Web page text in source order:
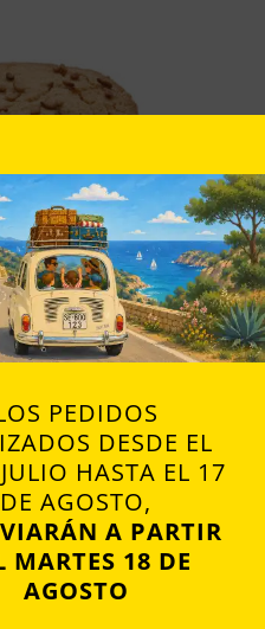
DE CANELA
3,25€
PEDIDOS
DESDE EL
HASTA EL 17
DE AGOSTO,
A PARTIR
MARTES 18 DE
AGOSTO